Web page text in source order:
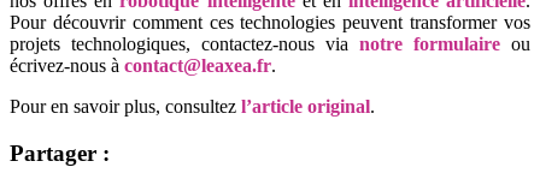
Pour découvrir comment ces technologies peuvent transformer vos
projets technologiques, contactez-nous via notre formulaire ou
écrivez-nous à contact@leaxea.fr.
Pour en savoir plus, consultez l’article original.
Partager :